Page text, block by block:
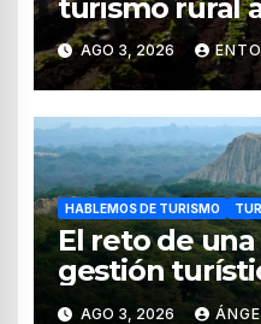
turismo rural
través de
AGO 3, 2026
HABLEMOS DE TURISMO
El reto de
gestión
de Pomac
AGO 3, 2026